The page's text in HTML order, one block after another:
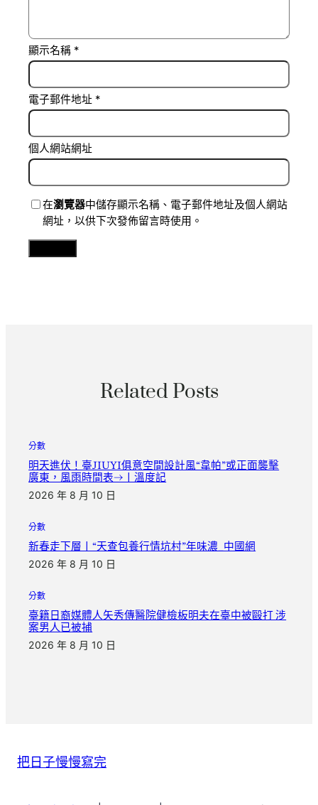
顯示名稱 *
電子郵件地址 *
個人網站網址
在瀏覽器中儲存顯示名稱、電子郵件地址及個人網站
網址，以供下次發佈留言時使用。
Related Posts
分數
明天進伏！臺JIUYI俱意空間設計風“韋帕”或正面襲擊
廣東，風雨時間表→丨溫度記
2026 年 8 月 10 日
分數
新春走下層丨“天查包養行情坑村”年味濃_中國網
2026 年 8 月 10 日
分數
臺籍日裔媒體人矢秀傳醫院健檢板明夫在臺中被毆打 涉
案男人已被捕
2026 年 8 月 10 日
把日子慢慢寫完